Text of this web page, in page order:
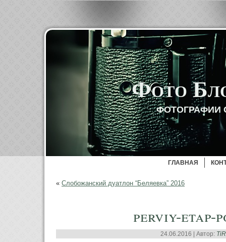
Фото
ФОТОГРАФИИ
ГЛАВНАЯ
« Слобожанский дуатлон “Беляевка” 2016
perviy-etap-
24.06.2016 | Автор: